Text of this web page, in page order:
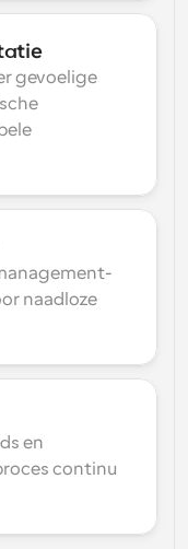
gevoelige
naadloze
en
continu